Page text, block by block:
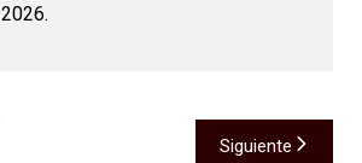
2026.
Siguiente